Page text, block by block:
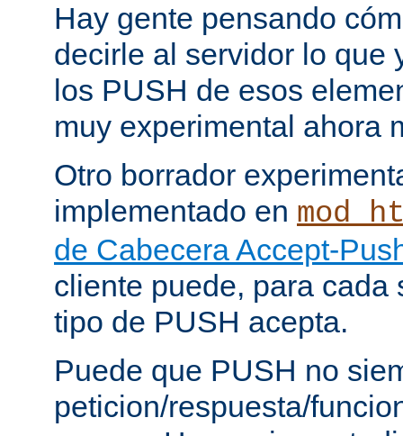
Hay gente pensando
decirle al servidor lo que
los PUSH de esos
muy experimental ahora
Otro borrador
implementado en
de Cabecera Accept-
cliente puede, para cada
tipo de PUSH acepta.
Puede que PUSH no
peticion/respuesta/